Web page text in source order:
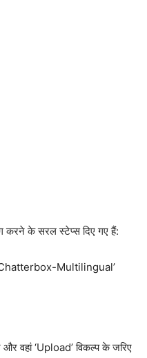
करने के सरल स्टेप्स दिए गए हैं:
Multilingual’
वहां ‘Upload’ विकल्प के जरिए